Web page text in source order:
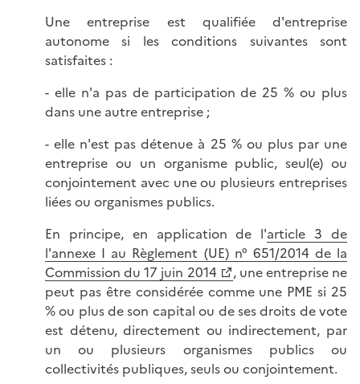
Une entreprise est qualifiée d'entreprise
autonome si les conditions suivantes sont
satisfaites :
- elle n'a pas de participation de 25 % ou plus
dans une autre entreprise ;
- elle n'est pas détenue à 25 % ou plus par une
entreprise ou un organisme public, seul(e) ou
conjointement avec une ou plusieurs entreprises
liées ou organismes publics.
En principe, en application de l'article 3 de
l'annexe I au Règlement (UE) n° 651/2014 de la
Commission du 17 juin 2014
, une entreprise ne
peut pas être considérée comme une PME si 25
% ou plus de son capital ou de ses droits de vote
est détenu, directement ou indirectement, par
un ou plusieurs organismes publics ou
collectivités publiques, seuls ou conjointement.